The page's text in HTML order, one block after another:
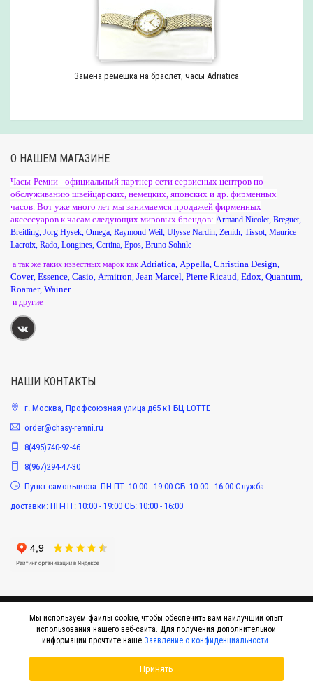
Замена ремешка на браслет, часы Adriatica
О НАШЕМ МАГАЗИНЕ
Часы-Ремни - официальный партнер сети сервисных центров по
обслуживанию швейцарских, немецких, японских и др. фирменных
часов. Вот уже много лет мы занимаемся продажей фирменных
аксессуаров к часам следующих мировых брендов: Armand Nicolet Breguet
Breitling Jorg Hysek Omega Raymond Weil Ulysse Nardin Zenith Tissot Maurice
Lacroix Rado Longines Certina Epos Bruno Sohnle
а так же таких известных марок как Adriatica Appella Christina Design
Cover, Essence Casio Armitron Jean Marcel Pierre Ricaud Edox Quantum
Roamer, Wainer
и другие
НАШИ КОНТАКТЫ
г. Москва, Профсоюзная улица д65 к1 БЦ LOTTE
order@chasy-remni.ru
8(495)740-92-46
8(967)294-47-30
Пункт самовывоза: ПН-ПТ: 10:00 - 19:00 СБ: 10:00 - 16:00 Служба
доставки: ПН-ПТ: 10:00 - 19:00 СБ: 10:00 - 16:00
© 2015-2026 Интернет-магазин оригинальных аксессуаров к наручным часам
Мы используем файлы cookie, чтобы обеспечить вам наилучший опыт
использования нашего веб-сайта. Для получения дополнительной
информации прочтите наше Заявление о конфиденциальности.
Принять